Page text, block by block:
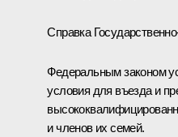
Справка
Федеральным законом
условия для въезда и
и членов их семей.